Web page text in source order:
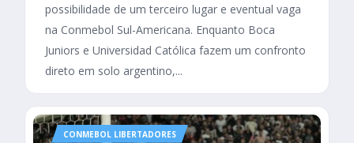
possibilidade de um terceiro lugar e eventual vaga
na Conmebol Sul-Americana. Enquanto Boca
Juniors e Universidad Católica fazem um confronto
direto em solo argentino,...
CONMEBOL LIBERTADORES